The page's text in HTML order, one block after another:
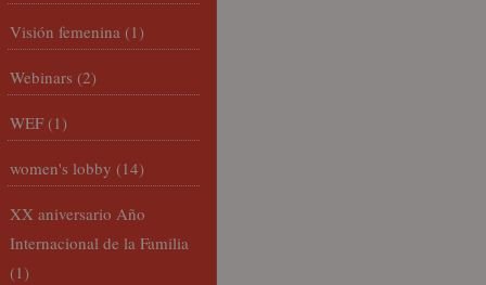
Visión femenina (1)
Webinars (2)
WEF (1)
women's lobby (14)
XX aniversario Año
Internacional de la Familia
(1)